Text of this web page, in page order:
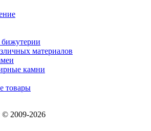
материалов
камни
товары
2009-2026